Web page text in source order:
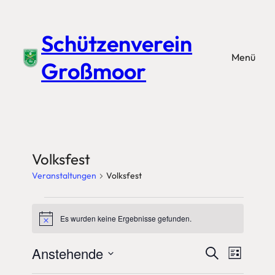
Schützenverein
Großmoor
Menü
Volksfest
Veranstaltungen Volksfest
Veranstaltungen
HinweisEs wurden keine Ergebnisse gefunden.
SucheListe
Anstehende
Datum